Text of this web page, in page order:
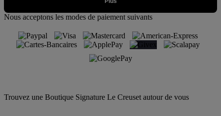
Nous acceptons les modes de paiement suivants
Trouvez une Boutique Signature Le Creuset autour de vous